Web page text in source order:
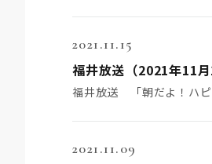
2021.11.15
福井放送 「朝だよ！ハ
2021.11.09